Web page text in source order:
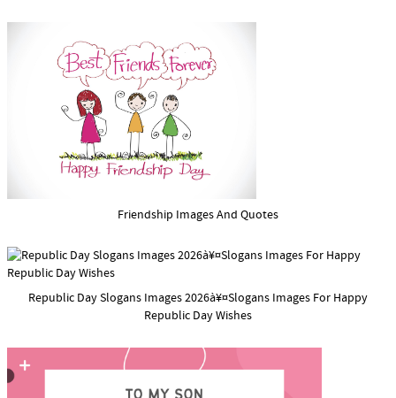
Friendship Images And Quotes
Republic Day Slogans Images 2026à¥¤Slogans Images For Happy
Republic Day Wishes